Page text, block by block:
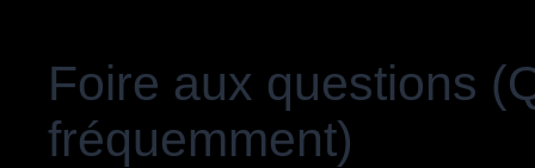
Foire aux questions
fréquemment)